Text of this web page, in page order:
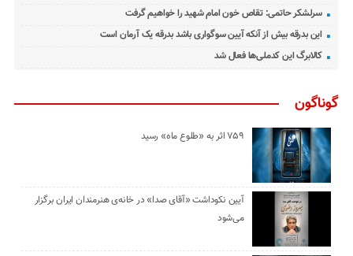
سرلشکر حاتمی: تقاص خون امام شهید را خواهیم گرفت
این بدرقه بیش از آنکه آیین سوگواری باشد بدرقه یک آرمان است
کالابرگ این کدملی‌ها فعال شد
گوناگون
۷۵۹ اثر به «طلوع ماه» رسید
آیین نکوداشت «آقای صدا» در خانه‌ی هنرمندان ایران برگزار
می‌شود